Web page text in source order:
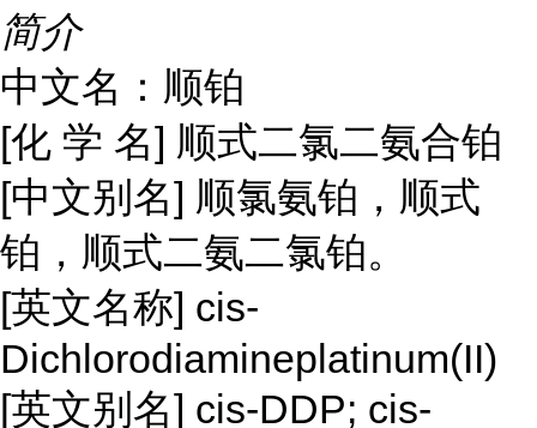
简介
中文名：顺铂
[化 学 名] 顺式二氯二氨合铂
[中文别名] 顺氯氨铂，顺式
铂，顺式二氨二氯铂。
[英文名称] cis-
Dichlorodiamineplatinum(II)
[英文别名] cis-DDP; cis-